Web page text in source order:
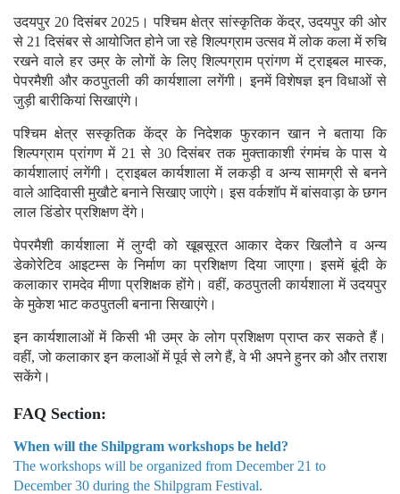
उदयपुर 20 दिसंबर 2025। पश्चिम क्षेत्र सांस्कृतिक केंद्र, उदयपुर की ओर
से 21 दिसंबर से आयोजित होने जा रहे शिल्पग्राम उत्सव में लोक कला में रुचि
रखने वाले हर उम्र के लोगों के लिए शिल्पग्राम प्रांगण में ट्राइबल मास्क,
पेपरमैशी और कठपुतली की कार्यशाला लगेंगी। इनमें विशेषज्ञ इन विधाओं से
जुड़ी बारीकियां सिखाएंगे।
पश्चिम क्षेत्र सस्कृतिक केंद्र के निदेशक फुरकान खान ने बताया कि
शिल्पग्राम प्रांगण में 21 से 30 दिसंबर तक मुक्ताकाशी रंगमंच के पास ये
कार्यशालाएं लगेंगी। ट्राइबल कार्यशाला में लकड़ी व अन्य सामग्री से बनने
वाले आदिवासी मुखौटे बनाने सिखाए जाएंगे। इस वर्कशॉप में बांसवाड़ा के छगन
लाल डिंडोर प्रशिक्षण देंगे।
पेपरमैशी कार्यशाला में लुग्दी को खूबसूरत आकार देकर खिलौने व अन्य
डेकोरेटिव आइटम्स के निर्माण का प्रशिक्षण दिया जाएगा। इसमें बूंदी के
कलाकार रामदेव मीणा प्रशिक्षक होंगे। वहीं, कठपुतली कार्यशाला में उदयपुर
के मुकेश भाट कठपुतली बनाना सिखाएंगे।
इन कार्यशालाओं में किसी भी उम्र के लोग प्रशिक्षण प्राप्त कर सकते हैं।
वहीं, जो कलाकार इन कलाओं में पूर्व से लगे हैं, वे भी अपने हुनर को और तराश
सकेंगे।
FAQ Section:
When will the Shilpgram workshops be held?
The workshops will be organized from December 21 to
December 30 during the Shilpgram Festival.